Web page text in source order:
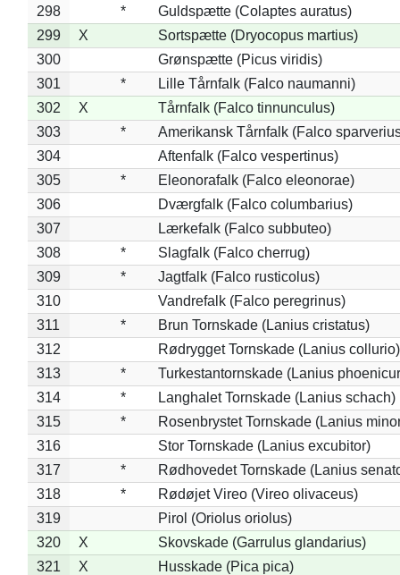
298
*
Guldspætte (Colaptes auratus)
299
X
Sortspætte (Dryocopus martius)
300
Grønspætte (Picus viridis)
301
*
Lille Tårnfalk (Falco naumanni)
302
X
Tårnfalk (Falco tinnunculus)
303
*
Amerikansk Tårnfalk (Falco
304
Aftenfalk (Falco vespertinus)
305
*
Eleonorafalk (Falco eleonorae)
306
Dværgfalk (Falco columbarius)
307
Lærkefalk (Falco subbuteo)
308
*
Slagfalk (Falco cherrug)
309
*
Jagtfalk (Falco rusticolus)
310
Vandrefalk (Falco peregrinus)
311
*
Brun Tornskade (Lanius cristatus)
312
Rødrygget Tornskade (Lanius collurio)
313
*
Turkestantornskade (Lanius
314
*
Langhalet Tornskade (Lanius schach)
315
*
Rosenbrystet Tornskade (Lanius
316
Stor Tornskade (Lanius excubitor)
317
*
Rødhovedet Tornskade (Lanius
318
*
Rødøjet Vireo (Vireo olivaceus)
319
Pirol (Oriolus oriolus)
320
X
Skovskade (Garrulus glandarius)
321
X
Husskade (Pica pica)